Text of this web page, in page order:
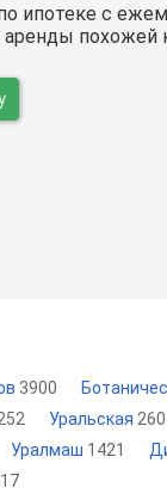
ипотеке с
похожей
3900
Уральская
Уралмаш 1421